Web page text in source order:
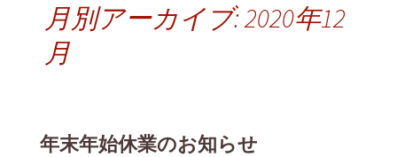
月別アーカイブ: 2020年12
月
年末年始休業のお知らせ